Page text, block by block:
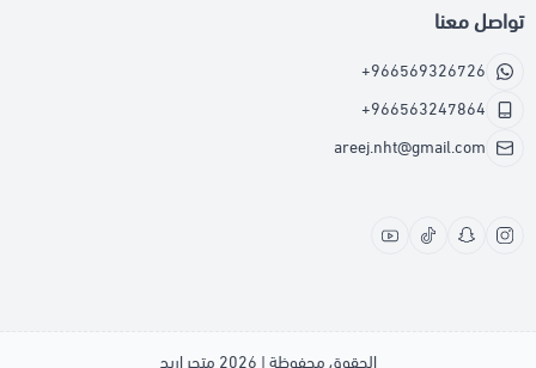
تواصل معنا
+966569326726
+966563247864
areej.nht@gmail.com